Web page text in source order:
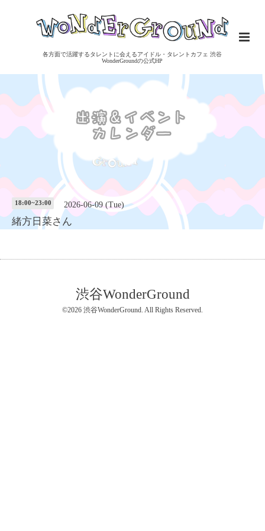
各方面で活躍するタレントに会えるアイドル・タレントカフェ 渋谷
WonderGroundの公式HP
18:00~23:00 2026-06-09 (Tue)
緒方日菜さん
渋谷WonderGround
©2026 渋谷WonderGround. All Rights Reserved.